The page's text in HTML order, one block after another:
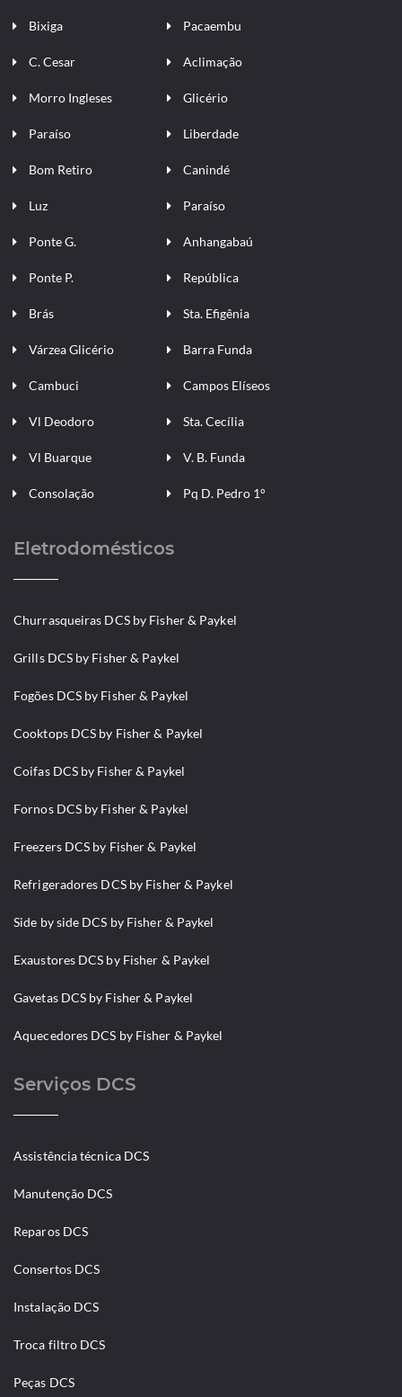
Bixiga
C. Cesar
Morro Ingleses
Paraíso
Bom Retiro
Luz
Ponte G.
Ponte P.
Brás
Várzea Glicério
Cambuci
Vl Deodoro
Vl Buarque
Consolação
Pacaembu
Aclimação
Glicério
Liberdade
Canindé
Paraíso
Anhangabaú
República
Sta. Efigênia
Barra Funda
Campos Elíseos
Sta. Cecília
V. B. Funda
Pq D. Pedro 1°
Eletrodomésticos
Churrasqueiras DCS by Fisher & Paykel
Grills DCS by Fisher & Paykel
Fogões DCS by Fisher & Paykel
Cooktops DCS by Fisher & Paykel
Coifas DCS by Fisher & Paykel
Fornos DCS by Fisher & Paykel
Freezers DCS by Fisher & Paykel
Refrigeradores DCS by Fisher & Paykel
Side by side DCS by Fisher & Paykel
Exaustores DCS by Fisher & Paykel
Gavetas DCS by Fisher & Paykel
Aquecedores DCS by Fisher & Paykel
Serviços DCS
Assistência técnica DCS
Manutenção DCS
Reparos DCS
Consertos DCS
Instalação DCS
Troca filtro DCS
Peças DCS